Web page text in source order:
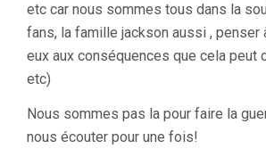
etc car nous sommes tous dans la
fans, la famille jackson aussi , penser
eux aux conséquences que cela peut
etc)
Nous sommes pas la pour faire la
nous écouter pour une fois!